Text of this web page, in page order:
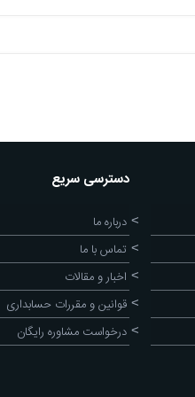
دسترسی سریع
درباره ما
تماس با ما
اخبار و مقالات
قوانین و مقررات حسابداری
درخواست مشاوره رایگان